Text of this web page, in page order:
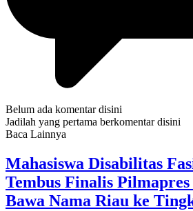
Belum ada komentar disini
Jadilah yang pertama berkomentar disini
Baca Lainnya
Mahasiswa Disabilitas
Tembus Finalis Pilmapres
Bawa Nama Riau ke